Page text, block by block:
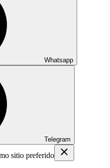
Whatsapp
Telegram
sitio preferido